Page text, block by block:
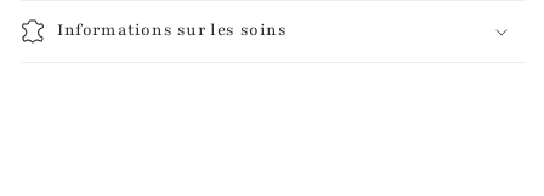
Informations sur les soins